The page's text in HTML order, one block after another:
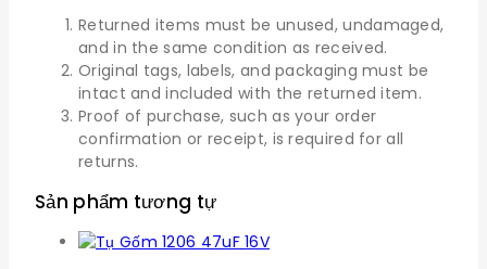
Returned items must be unused, undamaged,
and in the same condition as received.
Original tags, labels, and packaging must be
intact and included with the returned item.
Proof of purchase, such as your order
confirmation or receipt, is required for all
returns.
Sản phẩm tương tự